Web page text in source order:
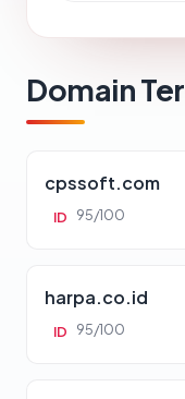
Domain
cpssoft.com
ID 95/100
harpa.co.id
ID 95/100